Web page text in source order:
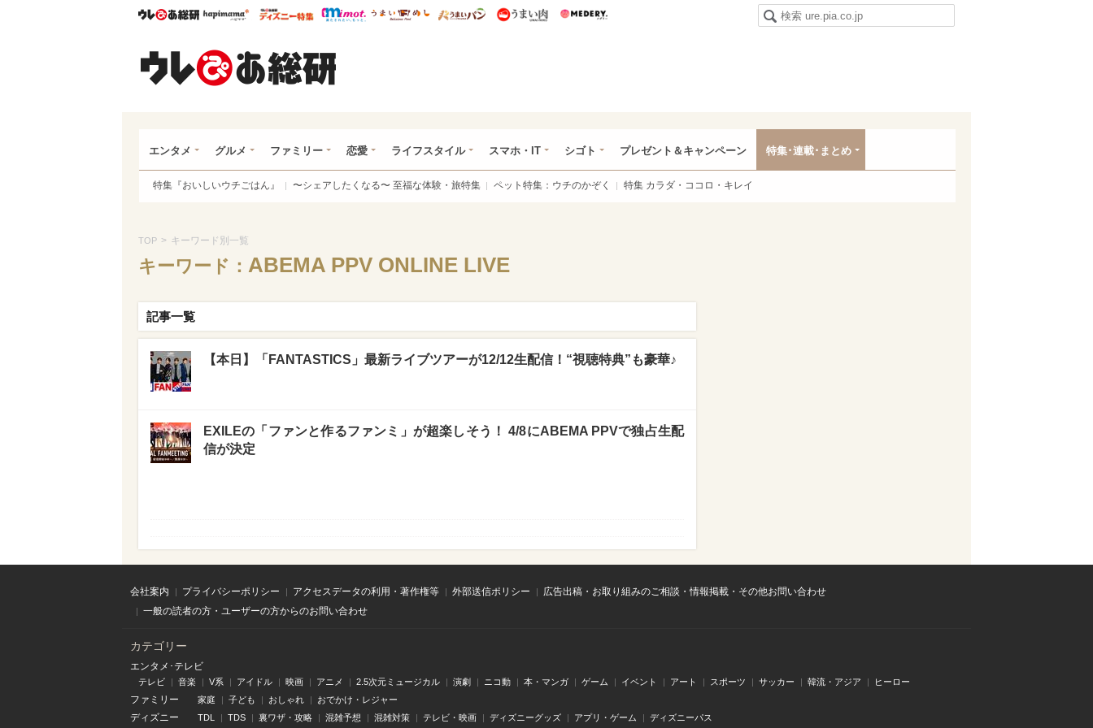
ウレぴあ総研ハピママ* ウレぴあ総研 ディズニー特集
mimot. うまいめし うまいパン うまい肉
エンタメ グルメ ファミリー 恋愛 ライフスタイル スマホ・IT シゴト プレゼント＆キャンペーン 特集･連載･まとめ
特集『おいしいウチごはん』 〜シェアしたくなる〜 至福な体験・旅特集 ペット特集：ウチのかぞく 特集 カラダ・ココロ・キレイ
TOP > キーワード別一覧
キーワード： ABEMA PPV ONLINE LIVE
記事一覧
【本日】「FANTASTICS」最新ライブツアーが12/12生配信！“視聴特典”も豪華♪
EXILEの「ファンと作るファンミ」が超楽しそう！ 4/8にABEMA PPVで独占生配
信が決定
会社案内 プライバシーポリシー アクセスデータの利用・著作権等 外部送信ポリシー
広告出稿・お取り組みのご相談・情報掲載・その他お問い合わせ
一般の読者の方・ユーザーの方からのお問い合わせ
カテゴリー
エンタメ･テレビ
テレビ 音楽 V系 アイドル 映画 アニメ 2.5次元ミュージカル 演劇 ニコ動 本・マンガ ゲーム イベント アート スポーツ サッカー 韓流・アジア ヒーロー
ファミリー 家庭 子ども おしゃれ おでかけ・レジャー
ディズニー TDL TDS 裏ワザ・攻略 混雑予想 混雑対策 テレビ・映画 ディズニーグッズ アプリ・ゲーム ディズニーパス